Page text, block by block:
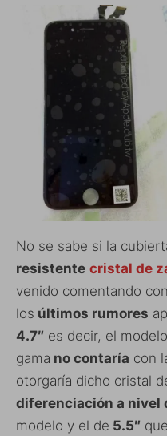
No se sabe si la
resistente cristal de
venido comentando
los últimos rumores
4.7″ es decir, el
gama no contaría con
otorgaría dicho cristal
diferenciación a nivel
modelo y el de 5.5″